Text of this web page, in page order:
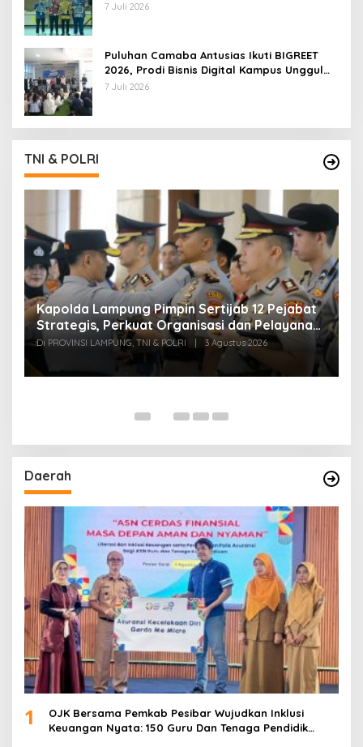
7 Juli 2026
Puluhan Camaba Antusias Ikuti BIGREET
2026, Prodi Bisnis Digital Kampus Unggul
IIB Darmajaya Hadirkan Deretan
7 Juli 2026
TNI & POLRI
Kapolda Lampung Pimpin Sertijab 12 Pejabat
Strategis, Perkuat Organisasi dan Pelayanan
Polri Presisi
Di PROVINSI LAMPUNG, TNI & POLRI | 3 Agustus 2026
Daerah
1
OJK Bersama Pemkab Pesibar Wujudkan Inklusi
Keuangan Nyata: 150 Guru Dan Tenaga Pendidik